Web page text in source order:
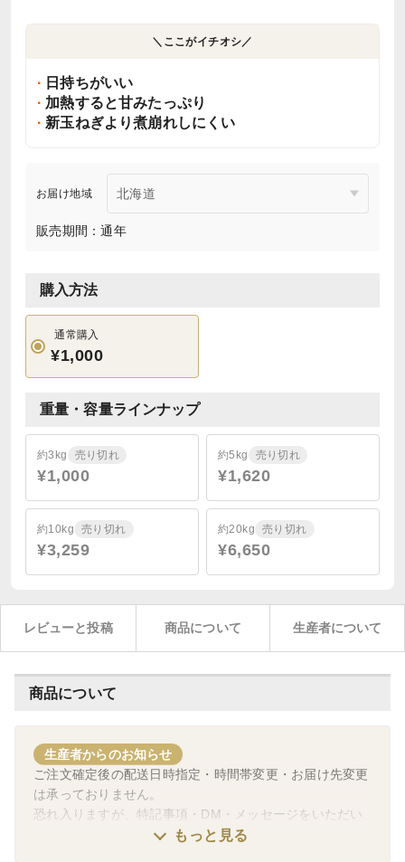
＼ここがイチオシ／
日持ちがいい
加熱すると甘みたっぷり
新玉ねぎより煮崩れしにくい
お届け地域
販売期間：通年
購入方法
通常購入
¥1,000
重量・容量ラインナップ
約3kg 売り切れ
¥1,000
約5kg 売り切れ
¥1,620
約10kg 売り切れ
¥3,259
約20kg 売り切れ
¥6,650
レビューと投稿 商品について 生産者について
商品について
生産者からのお知らせ
ご注文確定後の配送日時指定・時間帯変更・お届け先変更
は承っておりません。
恐れ入りますが、特記事項・DM・メッセージをいただい
ても個別変更対応は行っておりませんので、ご理解くださ
もっと見る